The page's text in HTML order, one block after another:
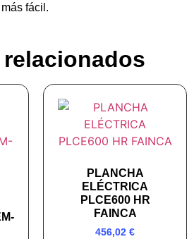
fácil.
PLANCHA
ELÉCTRICA
PLCE600 HR
FAINCA
456,02 €